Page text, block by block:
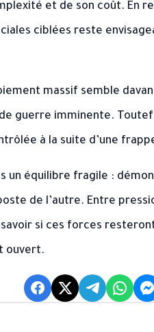
et de son coût. En
ciblées reste
massif semble
guerre imminente.
à la suite d’une
un équilibre fragile :
de l’autre. Entre
si ces forces
ouvert.